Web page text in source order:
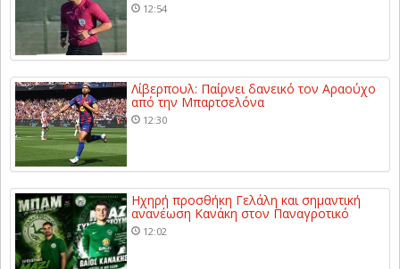
12:54
Λίβερπουλ: Παίρνει δανεικό τον Αραούχο
από την Μπαρτσελόνα
12:30
Ηχηρή προσθήκη Γελάλη και σημαντική
ανανέωση Κανάκη στον Παναγροτικό
12:02